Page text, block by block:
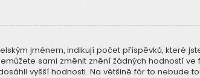
jménem, indikují počet příspěvků, které
sami změnit znění žádných hodností
vyšší hodnosti. Na většině fór to